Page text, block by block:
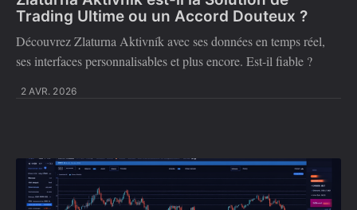
Trading Ultime ou un Accord Douteux ?
Découvrez Zlaturna Aktivník avec ses données en temps réel,
ses interfaces personnalisables et plus encore. Est-il fiable ?
2 AVR. 2026